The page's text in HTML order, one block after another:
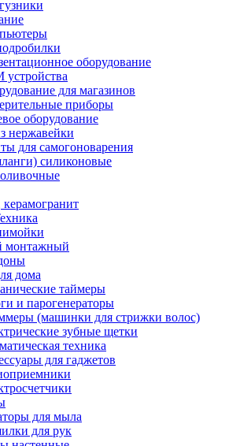
оборудование
устройства
для магазинов
приборы
оборудование
нержавейки
для самогоноварения
силиконовые
монтажный
дома
таймеры
и парогенераторы
(машинки для стрижки волос)
зубные щетки
техника
для гаджетов
для мыла
для рук